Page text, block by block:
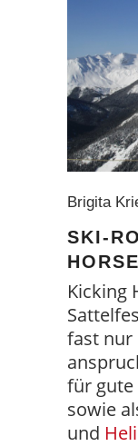
Brigita
SKI-
HORSE
Kicking
fast nur
für gute
sowie
und